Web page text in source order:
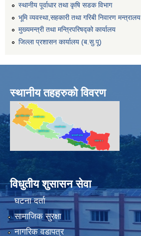
स्थानीय पूर्वाधार तथा कृषि सडक विभाग
भूमि व्यवस्था,सहकारी तथा गरिबी निवारण मन्त्रालय
मुख्यमन्त्री तथा मन्त्रिपरिषद्को कार्यालय
जिल्ला प्रशासन कार्यालय (ब.सु.पू)
स्थानीय तहहरुको विवरण
विधुतीय शुसासन सेवा
घटना दर्ता
सामाजिक सुरक्षा
नागरिक वडापत्र